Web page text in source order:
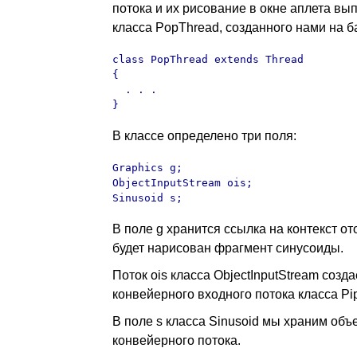
потока и их рисование в окне аплета
класса PopThread, созданного нами на
class PopThread extends Thread
{
  . . .
}
В классе определено три поля:
Graphics g;
ObjectInputStream ois;
Sinusoid s;
В поле g хранится ссылка на контекст
будет нарисован фрагмент синусоиды.
Поток ois класса ObjectInputStream
конвейерного входного потока класса
В поле s класса Sinusoid мы храним
конвейерного потока.